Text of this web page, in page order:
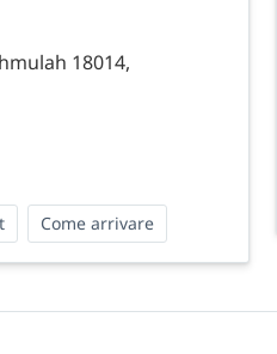
18014,
Come arrivare